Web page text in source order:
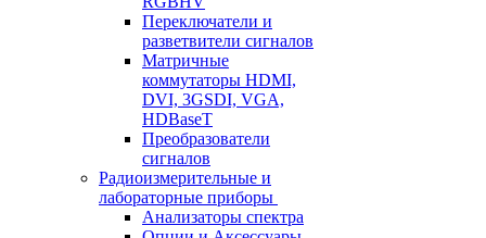
Переключатели и
разветвители сигналов
Матричные
коммутаторы HDMI,
DVI, 3GSDI, VGA,
HDBaseT
Преобразователи
сигналов
Радиоизмерительные и
лабораторные приборы
Анализаторы спектра